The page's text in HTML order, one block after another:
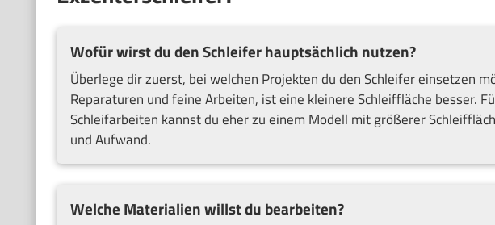
Wofür wirst du den Schleifer hauptsächlich nutzen?
Überlege dir zuerst, bei welchen Projekten du den Schleifer einsetzen
Reparaturen und feine Arbeiten, ist eine kleinere Schleiffläche besser.
Schleifarbeiten kannst du eher zu einem Modell mit größerer
und Aufwand.
Welche Materialien willst du bearbeiten?